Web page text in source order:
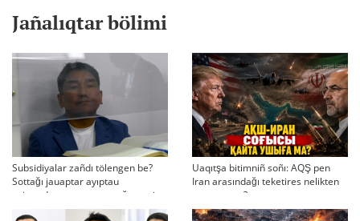
Jañalıqtar bölimi
Subsidiyalar zañdı tölengen be?
Sottağı jauaptar ayıptau
twjırımdarın qayta qarauğa negiz
bola ala ma?
Uaqıtşa bitimniñ soñı: AQŞ pen
Iran arasındağı teketires nelikten
qayta uşıqtı?